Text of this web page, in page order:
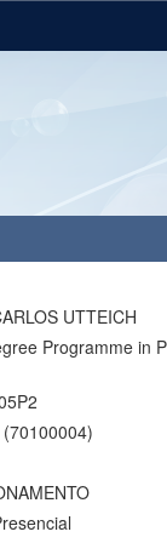
UTTEICH
Programme in